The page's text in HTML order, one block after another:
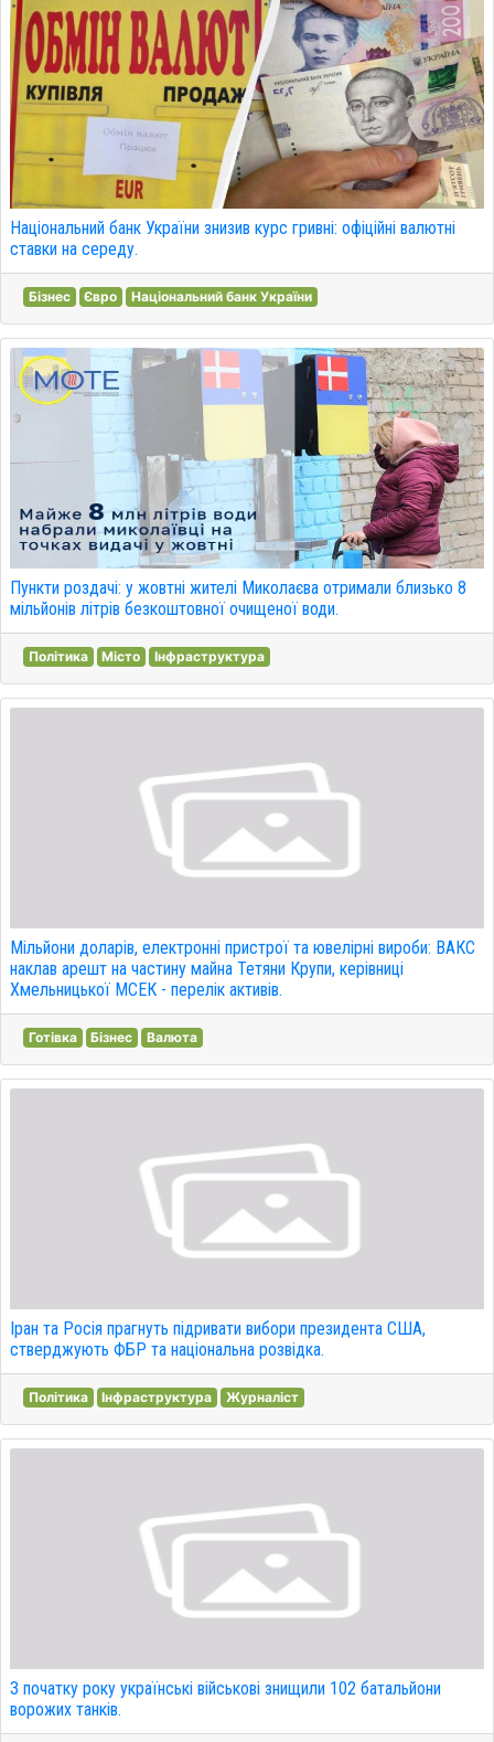
Національний банк України знизив курс гривні: офіційні валютні
ставки на середу.
Бізнес Євро Національний банк України
Пункти роздачі: у жовтні жителі Миколаєва отримали близько 8
мільйонів літрів безкоштовної очищеної води.
Політика Місто Інфраструктура
Мільйони доларів, електронні пристрої та ювелірні вироби: ВАКС
наклав арешт на частину майна Тетяни Крупи, керівниці
Хмельницької МСЕК - перелік активів.
Готівка Бізнес Валюта
Іран та Росія прагнуть підривати вибори президента США,
стверджують ФБР та національна розвідка.
Політика Інфраструктура Журналіст
З початку року українські військові знищили 102 батальйони
ворожих танків.